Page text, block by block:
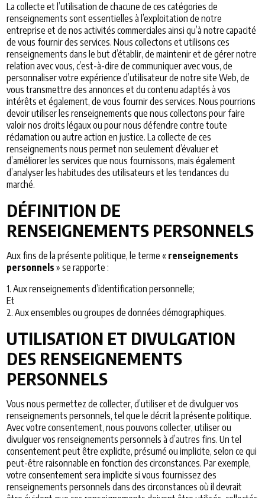
La collecte et l’utilisation de chacune de ces catégories de
renseignements sont essentielles à l’exploitation de notre
entreprise et de nos activités commerciales ainsi qu’à notre capacité
de vous fournir des services. Nous collectons et utilisons ces
renseignements dans le but d’établir, de maintenir et de gérer notre
relation avec vous, c’est-à-dire de communiquer avec vous, de
personnaliser votre expérience d’utilisateur de notre site Web, de
vous transmettre des annonces et du contenu adaptés à vos
intérêts et également, de vous fournir des services. Nous pourrions
devoir utiliser les renseignements que nous collectons pour faire
valoir nos droits légaux ou pour nous défendre contre toute
réclamation ou autre action en justice. La collecte de ces
renseignements nous permet non seulement d’évaluer et
d’améliorer les services que nous fournissons, mais également
d’analyser les habitudes des utilisateurs et les tendances du
marché.
DÉFINITION DE
RENSEIGNEMENTS PERSONNELS
Aux fins de la présente politique, le terme « renseignements
personnels » se rapporte :
1. Aux renseignements d’identification personnelle;
Et
2. Aux ensembles ou groupes de données démographiques.
UTILISATION ET DIVULGATION
DES RENSEIGNEMENTS
PERSONNELS
Vous nous permettez de collecter, d’utiliser et de divulguer vos
renseignements personnels, tel que le décrit la présente politique.
Avec votre consentement, nous pouvons collecter, utiliser ou
divulguer vos renseignements personnels à d’autres fins. Un tel
consentement peut être explicite, présumé ou implicite, selon ce qui
peut-être raisonnable en fonction des circonstances. Par exemple,
votre consentement sera implicite si vous fournissez des
renseignements personnels dans des circonstances où il devrait